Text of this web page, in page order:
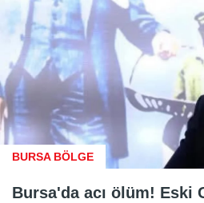
BURSA BÖLGE
Bursa'da acı ölüm! Eski